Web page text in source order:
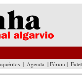
| Agenda | Fórum |